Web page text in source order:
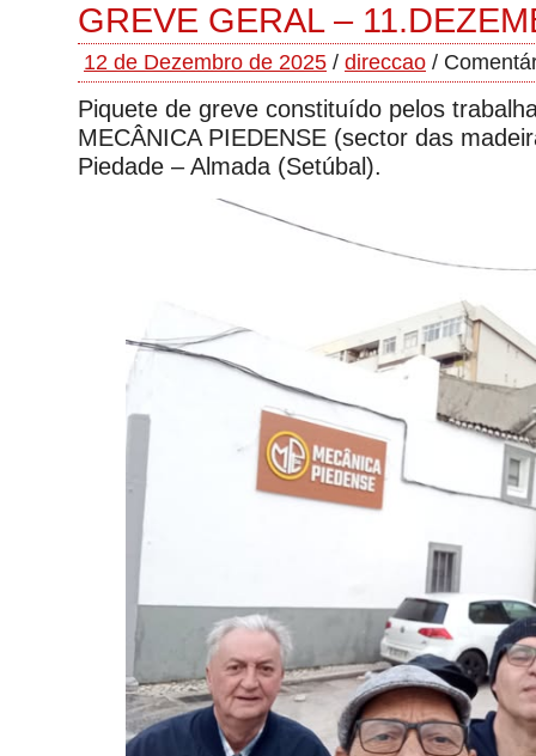
GREVE GERAL –
12 de Dezembro de 2025 / direccao /
Piquete de greve constituído pelos
MECÂNICA PIEDENSE (sector das
Piedade – Almada (Setúbal).